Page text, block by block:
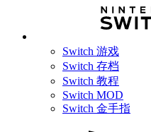
Switch 游戏
Switch 存档
Switch 教程
Switch MOD
Switch 金手指